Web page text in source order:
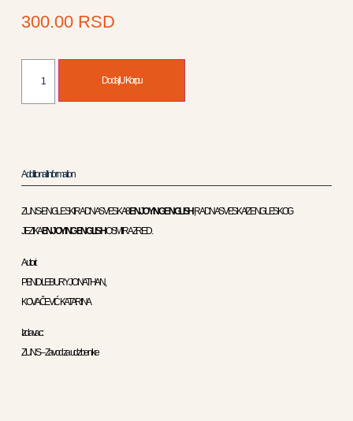
300.00 RSD
Dodaj U Korpu
Additional Information
ZUNS-ENGLESKI RADNA SVESKA 8ENJOYING ENGLISH ,RADNA SVESKA IZ ENGLESKOG
JEZIKAENJOYING ENGLISHOSMI RAZRED .
Autori:
PENDLEBURY JONATHAN ,
KOVAČEVIĆ KATARINA
Izdavac :
ZUNS – Zavod za udzbenike